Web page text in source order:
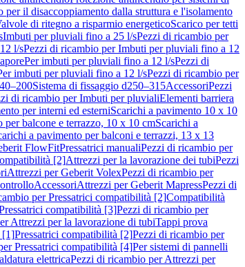
per il disaccoppiamento dalla struttura e l'isolamento
di ritegno a risparmio energeticoScarico per tetti
Imbuti per pluviali fino a 25 l/sPezzi di ricambio per
l/sPezzi di ricambio per Imbuti per pluviali fino a 12
Per imbuti per pluviali fino a 12 l/sPezzi di
imbuti per pluviali fino a 12 l/sPezzi di ricambio per
Sistema di fissaggio d250–315AccessoriPezzi
di ricambio per Imbuti per pluvialiElementi barriera
per interni ed esterniScarichi a pavimento 10 x 10
balcone e terrazzo, 10 x 10 cmScarichi a
a pavimento per balconi e terrazzi, 13 x 13
FlowFitPressatrici manualiPezzi di ricambio per
[2]Attrezzi per la lavorazione dei tubiPezzi
Attrezzi per Geberit VolexPezzi di ricambio per
AccessoriAttrezzi per Geberit MapressPezzi di
per Pressatrici compatibilità [2]Compatibilità
compatibilità [3]Pezzi di ricambio per
Attrezzi per la lavorazione di tubiTappi prova
[1]Pressatrici compatibilità [2]Pezzi di ricambio per
Pressatrici compatibilità [4]Per sistemi di pannelli
elettricaPezzi di ricambio per Attrezzi per